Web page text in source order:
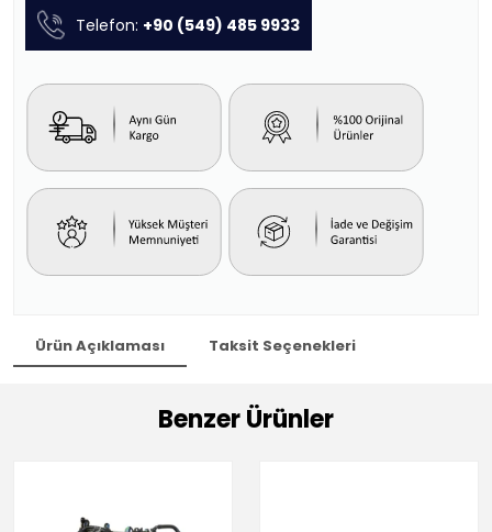
Telefon: +90 (549) 485 9933
Ürün Açıklaması Taksit Seçenekleri
Benzer Ürünler